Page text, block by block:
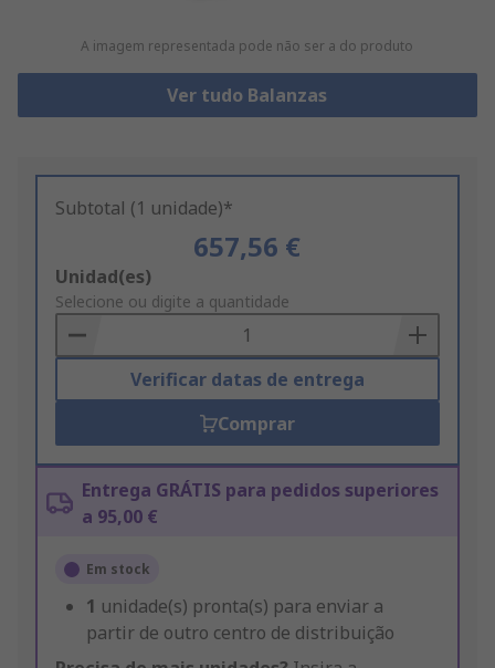
A imagem representada pode não ser a do produto
Ver tudo Balanzas
Subtotal (1 unidade)*
657,56 €
Add
to
Basket
Unidad(es)
Selecione ou digite a quantidade
Verificar datas de entrega
Comprar
Entrega GRÁTIS para pedidos superiores
a 95,00 €
Em stock
1 unidade(s) pronta(s) para enviar a
partir de outro centro de distribuição